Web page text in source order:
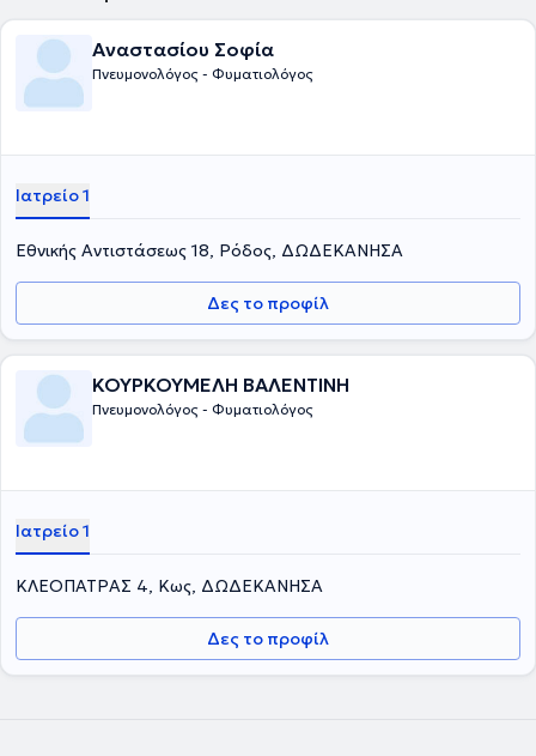
Αναστασίου Σοφία
Πνευμονολόγος - Φυματιολόγος
Ιατρείο 1
Εθνικής Αντιστάσεως 18, Ρόδος, ΔΩΔΕΚΑΝΗΣΑ
Δες το προφίλ
ΚΟΥΡΚΟΥΜΕΛΗ ΒΑΛΕΝΤΙΝΗ
Πνευμονολόγος - Φυματιολόγος
Ιατρείο 1
ΚΛΕΟΠΑΤΡΑΣ 4, Κως, ΔΩΔΕΚΑΝΗΣΑ
Δες το προφίλ